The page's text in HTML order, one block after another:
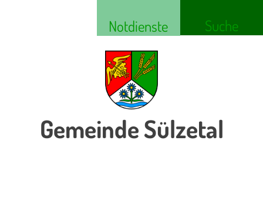
Notdienste Suche
Gemeinde Sülzetal